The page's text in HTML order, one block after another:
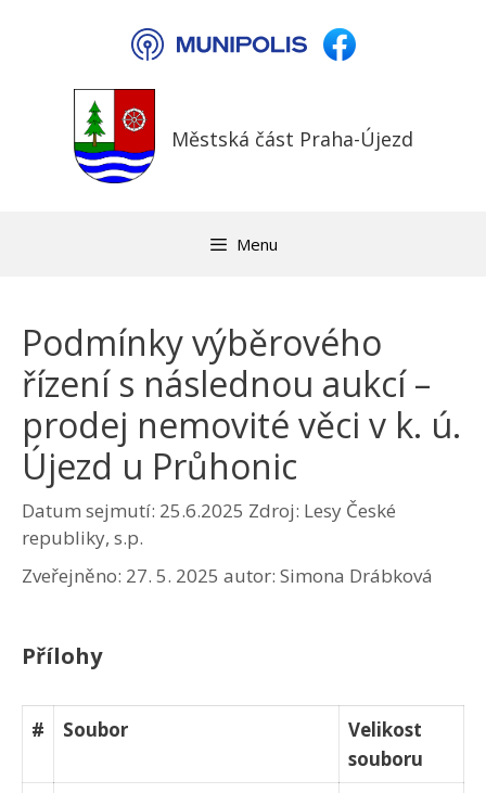
Městská část Praha-Újezd
Menu
Podmínky výběrového
řízení s následnou aukcí –
prodej nemovité věci v k. ú.
Újezd u Průhonic
Datum sejmutí: 25.6.2025 Zdroj: Lesy České
republiky, s.p.
Zveřejněno: 27. 5. 2025 autor: Simona Drábková
Přílohy
# Soubor
Velikost
souboru